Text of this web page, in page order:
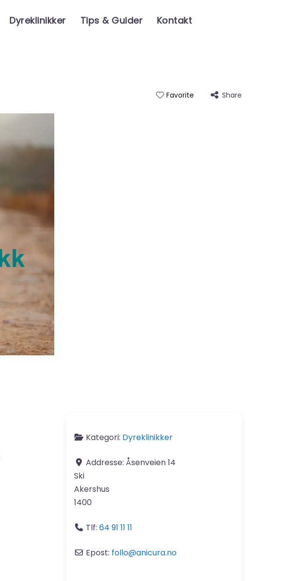
Dyreklinikker Tips & Guider Kontakt
Favorite Share
Kategori: Dyreklinikker
Addresse: Åsenveien 14
Ski
Akershus
1400
Tlf: 64 91 11 11
Epost: follo@anicura.no